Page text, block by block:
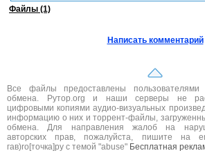
Файлы (1)
Написать комментарий
Все файлы предоставлены пользователями
обмена. Рутор.org и наши серверы не
цифровыми копиями аудио-визуальных
информацию о них и торрент-файлы,
обмена. Для направления жалоб на
авторских прав, пожалуйста, пишите на
гав)ro[точка]ру с темой "abuse" Бесплатная